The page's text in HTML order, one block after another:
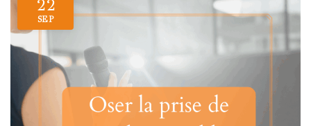
22
SEP